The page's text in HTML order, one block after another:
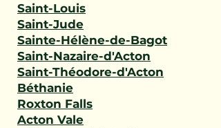
Saint-Louis
Saint-Jude
Sainte-Hélène-de-Bagot
Saint-Nazaire-d'Acton
Saint-Théodore-d'Acton
Béthanie
Roxton Falls
Acton Vale